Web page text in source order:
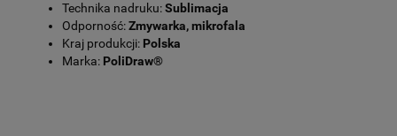
Technika nadruku:Sublimacja
Odporność:Zmywarka, mikrofala
Kraj produkcji: Polska
Marka: PoliDraw®